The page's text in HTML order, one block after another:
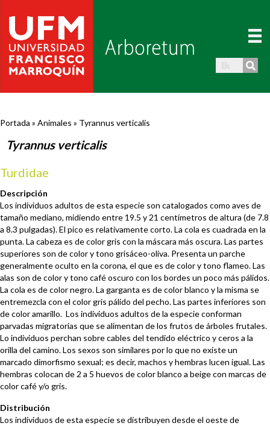
Portada » Animales » Tyrannus verticalis
Tyrannus verticalis
Turdidae
Descripción
Los individuos adultos de esta especie son catalogados como aves de
tamaño mediano, midiendo entre 19.5 y 21 centímetros de altura (de 7.8
a 8.3 pulgadas). El pico es relativamente corto. La cola es cuadrada en la
punta. La cabeza es de color gris con la máscara más oscura. Las partes
superiores son de color y tono grisáceo-oliva. Presenta un parche
generalmente oculto en la corona, el que es de color y tono flameo. Las
alas son de color y tono café oscuro con los bordes un poco más pálidos.
La cola es de color negro. La garganta es de color blanco y la misma se
entremezcla con el color gris pálido del pecho. Las partes inferiores son
de color amarillo. Los individuos adultos de la especie conforman
parvadas migratorias que se alimentan de los frutos de árboles frutales.
Lo individuos perchan sobre cables del tendido eléctrico y ceros a la
orilla del camino. Los sexos son similares por lo que no existe un
marcado dimorfismo sexual; es decir, machos y hembras lucen igual. Las
hembras colocan de 2 a 5 huevos de color blanco a beige con marcas de
color café y/o gris.
Distribución
Los individuos de esta especie se distribuyen desde el oeste de